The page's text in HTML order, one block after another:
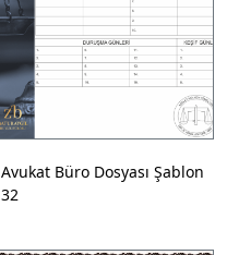
Avukat Büro Dosyası Şablon
32